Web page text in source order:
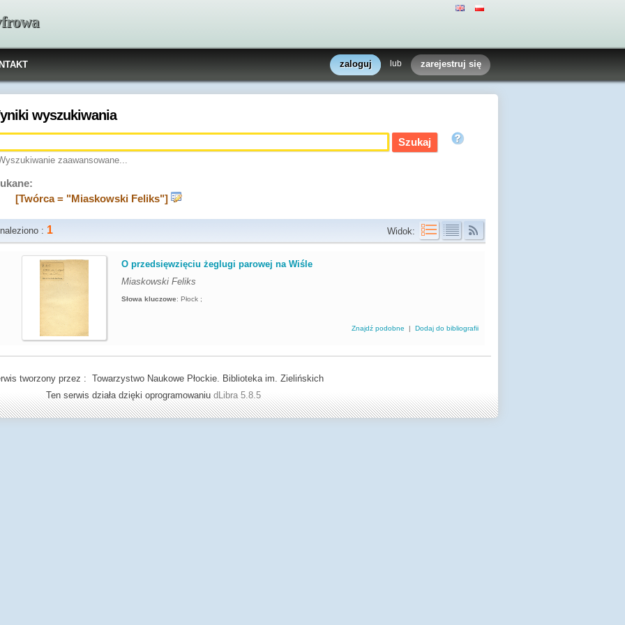
zaloguj lub zarejestruj się
wyszukiwania
zaawansowane...
[Twórca = "Miaskowski Feliks"]
: 1 Widok:
O przedsięwzięciu żeglugi parowej na Wiśle
Miaskowski Feliks
Słowa kluczowe:Płock ;
Znajdź podobne |Dodaj do bibliografii
tworzony przez : Towarzystwo Naukowe Płockie. Biblioteka im. Zielińskich
Ten serwis działa dzięki oprogramowaniu dLibra 5.8.5